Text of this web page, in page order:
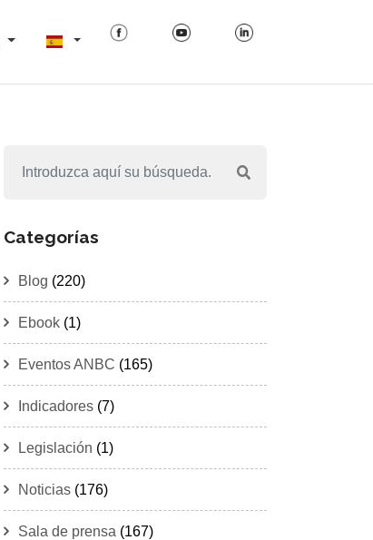
Categorías
Blog (220)
Ebook (1)
Eventos ANBC (165)
Indicadores (7)
Legislación (1)
Noticias (176)
Sala de prensa (167)